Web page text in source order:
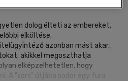
dolog élteti az embereket,
elköltése.
azonban mást akar,
akikkel megoszthatja
elképzelhetetlen, hogy
A "sors" útjába sodor egy fura